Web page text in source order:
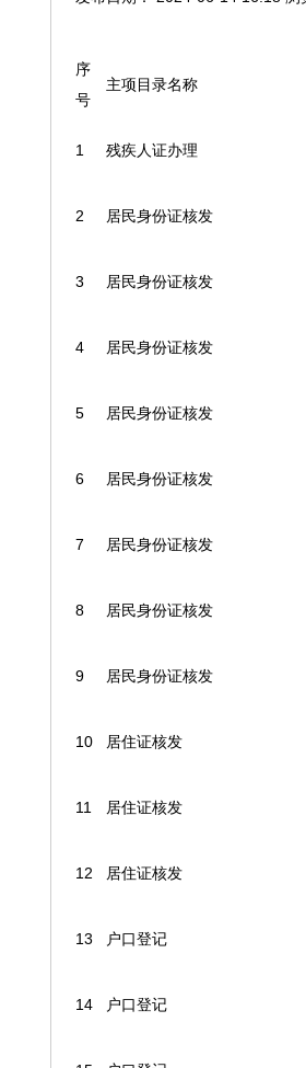
序
号
主项目录名称
1 残疾人证办理
2 居民身份证核发
3 居民身份证核发
4 居民身份证核发
5 居民身份证核发
6 居民身份证核发
7 居民身份证核发
8 居民身份证核发
9 居民身份证核发
10 居住证核发
11 居住证核发
12 居住证核发
13 户口登记
14 户口登记